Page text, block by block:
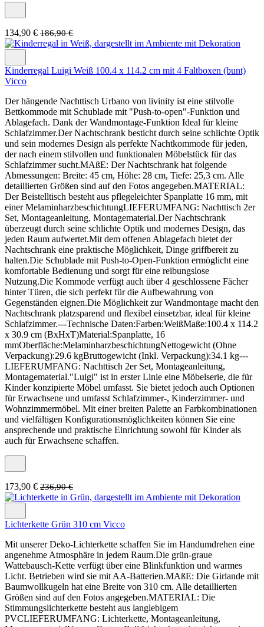
134,90 € 186,90 €
Kinderregal Luigi Weiß 100.4 x 114.2 cm mit 4 Faltboxen (bunt)
Vicco
Der hängende Nachttisch Urbano von livinity ist eine stilvolle
Bettkommode mit Schublade mit "Push-to-open"-Funktion und
Ablagefach. Dank der Wandmontage-Funktion Ideal für kleine
Schlafzimmer.Der Nachtschrank besticht durch seine schlichte Optik
und sein modernes Design als perfekte Nachtkommode für jeden,
der nach einem stilvollen und funktionalen Möbelstück für das
Schlafzimmer sucht.MAßE: Der Nachtschrank hat folgende
Abmessungen: Breite: 45 cm, Höhe: 28 cm, Tiefe: 25,3 cm. Alle
detaillierten Größen sind auf den Fotos angegeben.MATERIAL:
Der Beistelltisch besteht aus pflegeleichter Spanplatte 16 mm, mit
einer MelaminharzbeschichtungLIEFERUMFANG: Nachttisch 2er
Set, Montageanleitung, Montagematerial.Der Nachtschrank
überzeugt durch seine schlichte Optik und modernes Design, das
jeden Raum aufwertet.Mit dem offenen Ablagefach bietet der
Nachtschrank eine praktische Möglichkeit, Dinge griffbereit zu
halten.Die Schublade mit Push-to-Open-Funktion ermöglicht eine
komfortable Bedienung und sorgt für eine reibungslose
Nutzung.Die Kommode verfügt auch über 4 geschlossene Fächer
hinter Türen, die sich perfekt für die Aufbewahrung von
Gegenständen eignen.Die Möglichkeit zur Wandmontage macht den
Nachtschrank platzsparend und flexibel einsetzbar, ideal für kleine
Schlafzimmer.---Technische Daten:Farben:WeißMaße:100.4 x 114.2
x 30.9 cm (BxHxT)Material:Spanplatte, 16
mmOberfläche:MelaminharzbeschichtungNettogewicht (Ohne
Verpackung):29.6 kgBruttogewicht (Inkl. Verpackung):34.1 kg---
LIEFERUMFANG: Nachttisch 2er Set, Montageanleitung,
Montagematerial."Luigi" ist in erster Linie eine Möbelserie, die für
Kinder konzipierte Möbel umfasst. Sie bietet jedoch auch Optionen
für Erwachsene und umfasst Schlafzimmer-, Kinderzimmer- und
Wohnzimmermöbel. Mit einer breiten Palette an Farbkombinationen
und vielfältigen Konfigurationsmöglichkeiten können Sie eine
ansprechende und praktische Einrichtung sowohl für Kinder als
auch für Erwachsene schaffen.
173,90 € 236,90 €
Lichterkette Grün 310 cm Vicco
Mit unserer Deko-Lichterkette schaffen Sie im Handumdrehen eine
angenehme Atmosphäre in jedem Raum.Die grün-graue
Wattebausch-Kette verfügt über eine Blinkfunktion und warmes
Licht. Betrieben wird sie mit AA-Batterien.MAßE: Die Girlande mit
Baumwollkugeln hat eine Breite von 310 cm. Alle detaillierten
Größen sind auf den Fotos angegeben.MATERIAL: Die
Stimmungslichterkette besteht aus langlebigem
PVCLIEFERUMFANG: Lichterkette, Montageanleitung,